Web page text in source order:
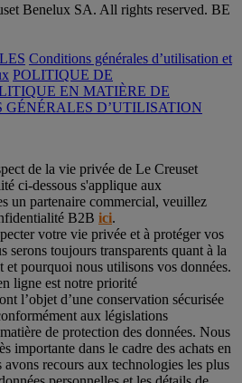
Benelux SA. All rights reserved. BE
Conditions générales d’utilisation et
POLITIQUE DE
EN MATIÈRE DE
GÉNÉRALES D’UTILISATION
de la vie privée de Le Creuset
ci-dessous s'applique aux
un partenaire commercial, veuillez
B2B ici.
votre vie privée et à protéger vos
serons toujours transparents quant à la
et pourquoi nous utilisons vos données.
ligne est notre priorité
l’objet d’une conservation sécurisée
aux législations
de protection des données. Nous
importante dans le cadre des achats en
recours aux technologies les plus